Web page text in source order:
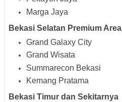
Marga Jaya
Bekasi Selatan Premium Area
Grand Galaxy City
Grand Wisata
Summarecon Bekasi
Kemang Pratama
Bekasi Timur dan Sekitarnya